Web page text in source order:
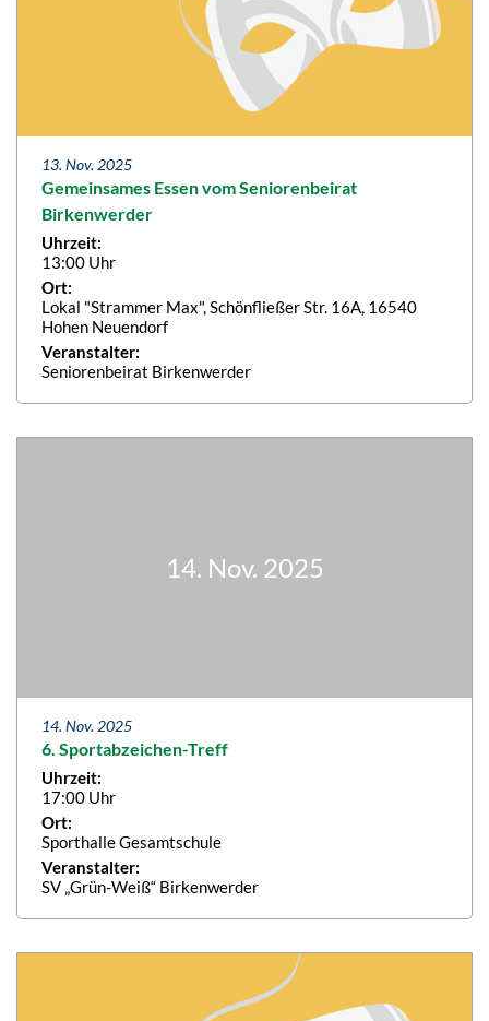
13. Nov. 2025
Gemeinsames Essen vom Seniorenbeirat
Birkenwerder
Uhrzeit:
13:00 Uhr
Ort:
Lokal "Strammer Max", Schönfließer Str. 16A, 16540
Hohen Neuendorf
Veranstalter:
Seniorenbeirat Birkenwerder
14. Nov. 2025
14. Nov. 2025
6. Sportabzeichen-Treff
Uhrzeit:
17:00 Uhr
Ort:
Sporthalle Gesamtschule
Veranstalter:
SV „Grün-Weiß“ Birkenwerder